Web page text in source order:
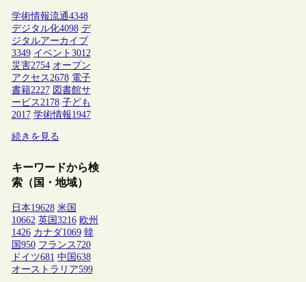
学術情報流通4348
デジタル化4098 デ
ジタルアーカイブ
3349 イベント 3012
災害2754 オープン
アクセス2678 電子
書籍2227 図書館サ
ービス2178 子ども
2017 学術情報1947
続きを見る
キーワードから検
索（国・地域）
日本19628 米国
10662 英国 3216 欧州
1426 カナダ1069 韓
国 950 フランス 720
ドイツ681 中国 638
オーストラリア599